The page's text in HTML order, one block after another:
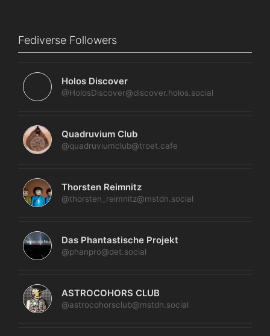
Fediverse Followers
Holos Discover
@HolosDiscover@discover.holos.social
Quadruvium Club
@quadruviumclub@troet.cafe
Thorsten Reimnitz
@thorsten_reimnitz@mstdn.social
Das Phantastische Projekt
@phanpro@det.social
ASTROCOHORS CLUB
@astrocohorsclub@mstdn.social